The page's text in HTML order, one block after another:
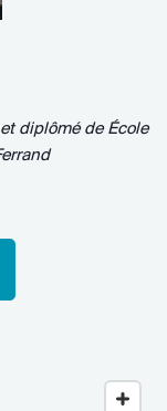
et diplômé deÉcole